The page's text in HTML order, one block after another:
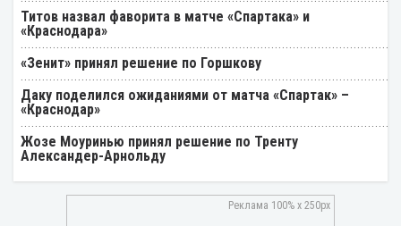
Титов назвал фаворита в матче «Спартака» и
«Краснодара»
«Зенит» принял решение по Горшкову
Даку поделился ожиданиями от матча «Спартак» –
«Краснодар»
Жозе Моуринью принял решение по Тренту
Александер-Арнольду